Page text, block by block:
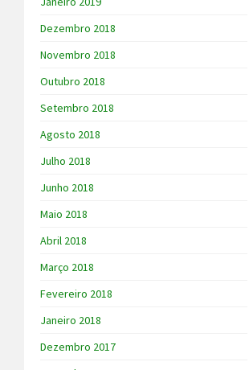
Dezembro 2018
Novembro 2018
Outubro 2018
Setembro 2018
Agosto 2018
Julho 2018
Junho 2018
Maio 2018
Abril 2018
Março 2018
Fevereiro 2018
Janeiro 2018
Dezembro 2017